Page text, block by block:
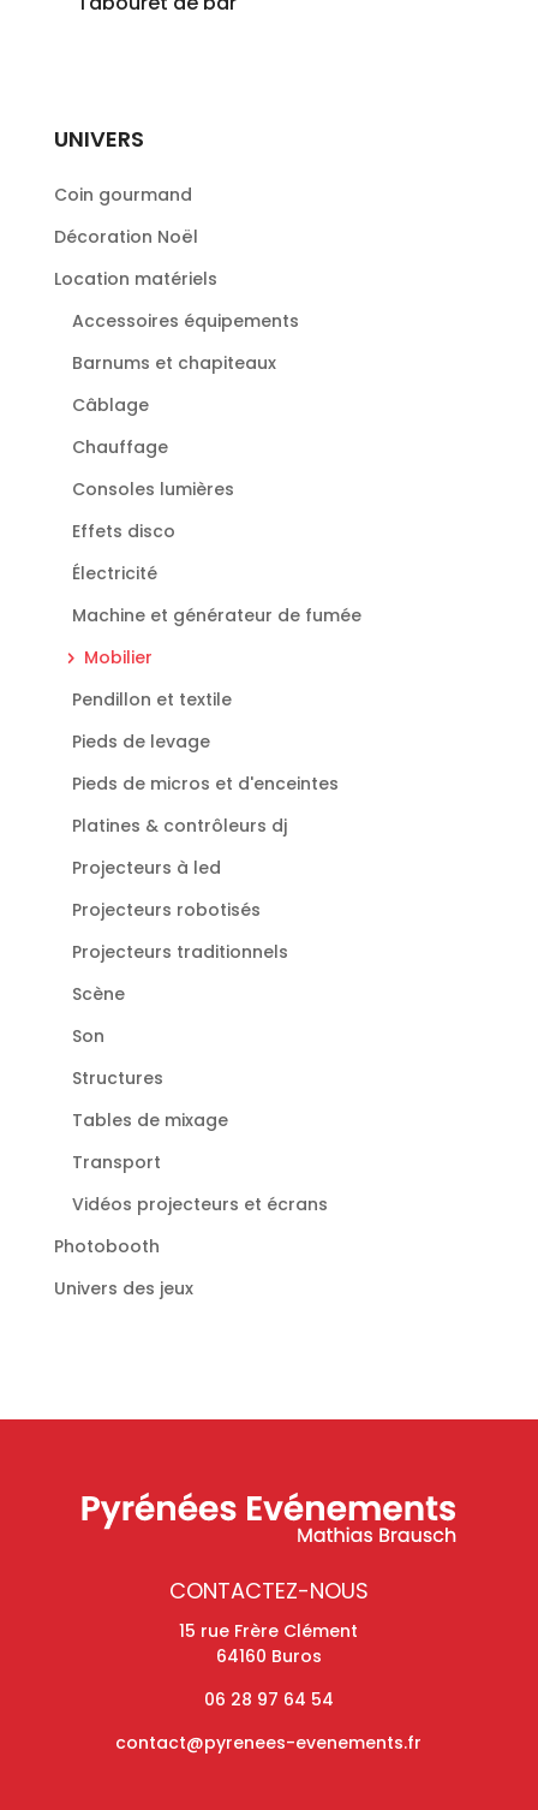
UNIVERS
Coin gourmand
Décoration Noël
Location matériels
Accessoires équipements
Barnums et chapiteaux
Câblage
Chauffage
Consoles lumières
Effets disco
Électricité
Machine et générateur de fumée
Mobilier
Pendillon et textile
Pieds de levage
Pieds de micros et d'enceintes
Platines & contrôleurs dj
Projecteurs à led
Projecteurs robotisés
Projecteurs traditionnels
Scène
Son
Structures
Tables de mixage
Transport
Vidéos projecteurs et écrans
Photobooth
Univers des jeux
CONTACTEZ-NOUS
15 rue Frère Clément
64160 Buros
06 28 97 64 54
contact@pyrenees-evenements.fr